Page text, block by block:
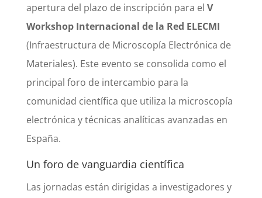
apertura del plazo de inscripción para el V
Workshop Internacional de la Red ELECMI
(Infraestructura de Microscopía Electrónica de
Materiales). Este evento se consolida como el
principal foro de intercambio para la
comunidad científica que utiliza la microscopía
electrónica y técnicas analíticas avanzadas en
España.
Un foro de vanguardia científica
Las jornadas están dirigidas a investigadores y